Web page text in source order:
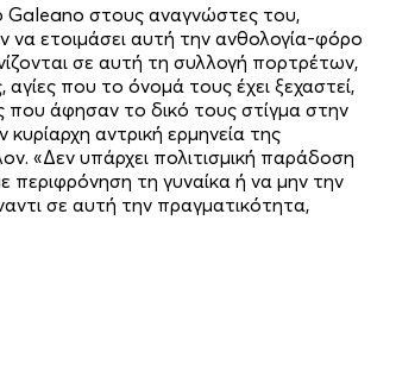
Galeano στους αναγνώστες του,
να ετοιμάσει αυτή την ανθολογία-φόρο
σε αυτή τη συλλογή πορτρέτων,
που το όνομά τους έχει ξεχαστεί,
που άφησαν το δικό τους στίγμα στην
αντρική ερμηνεία της
«Δεν υπάρχει πολιτισμική παράδοση
περιφρόνηση τη γυναίκα ή να μην την
σε αυτή την πραγματικότητα,